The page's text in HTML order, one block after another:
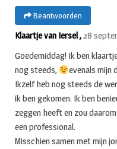
Beantwoorden
Klaartje van Iersel ,28
Goedemiddag! Ik ben
nog steeds,
evenals mijn
Ikzelf heb nog steeds de
ik ben gekomen. Ik ben
zeggen heeft en zou
een professional.
Misschien samen met mijn